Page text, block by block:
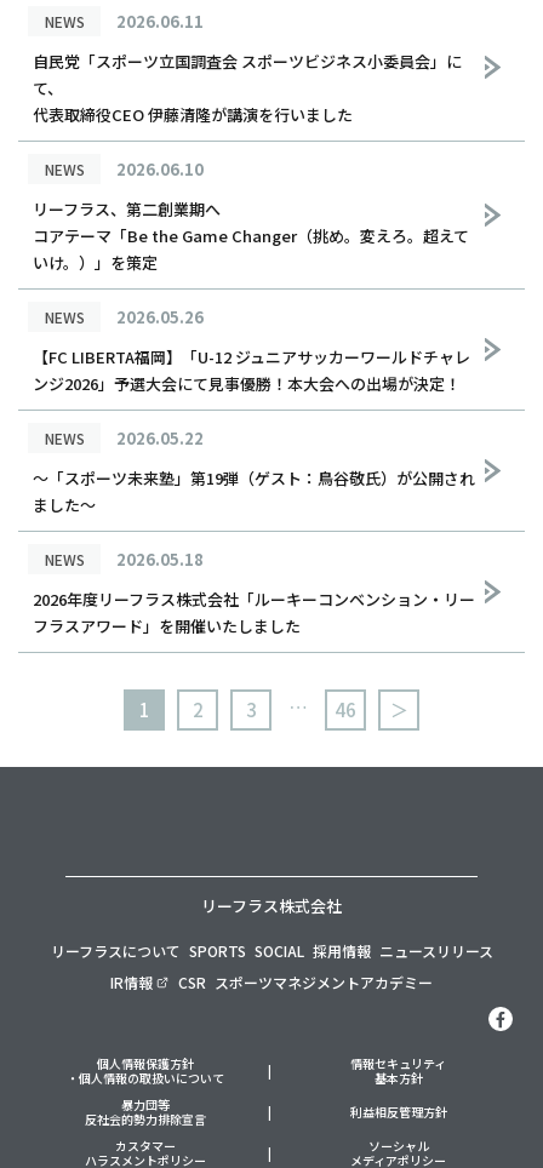
NEWS
2026.06.11
自民党「スポーツ立国調査会 スポーツビジネス小委員会」に
て、
代表取締役CEO 伊藤清隆が講演を行いました
NEWS
2026.06.10
リーフラス、第二創業期へ
コアテーマ「Be the Game Changer（挑め。変えろ。超えて
いけ。）」を策定
NEWS
2026.05.26
【FC LIBERTA福岡】「U-12 ジュニアサッカーワールドチャレ
ンジ2026」予選大会にて見事優勝！本大会への出場が決定！
NEWS
2026.05.22
〜「スポーツ未来塾」第19弾（ゲスト：鳥谷敬氏）が公開され
ました〜
NEWS
2026.05.18
2026年度リーフラス株式会社「ルーキーコンベンション・リー
フラスアワード」を開催いたしました
1 2 3 … 46 ＞
リーフラス株式会社
リーフラスについて SPORTS SOCIAL 採用情報 ニュースリリース
IR情報
CSR スポーツマネジメントアカデミー
個人情報保護方針
・個人情報の取扱いについて
情報セキュリティ
基本方針
暴力団等
反社会的勢力排除宣言
利益相反管理方針
カスタマー
ハラスメントポリシー
ソーシャル
メディアポリシー